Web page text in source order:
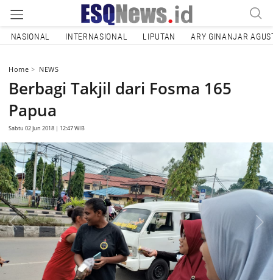
NASIONAL INTERNASIONAL LIPUTAN ARY GINANJAR
Home NEWS
Berbagi Takjil dari Fosma 165
Papua
Sabtu 02 Jun 2018 | 12:47 WIB